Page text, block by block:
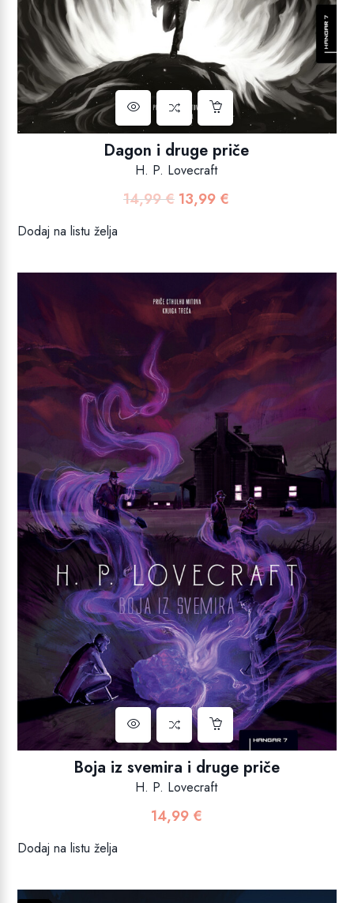
Dagon i druge priče
H. P. Lovecraft
14,99€ Izvorna
14,99 €.
13,99 €
Dodaj na listu želja
Boja iz svemira i druge priče
H. P. Lovecraft
14,99 €
Dodaj na listu želja